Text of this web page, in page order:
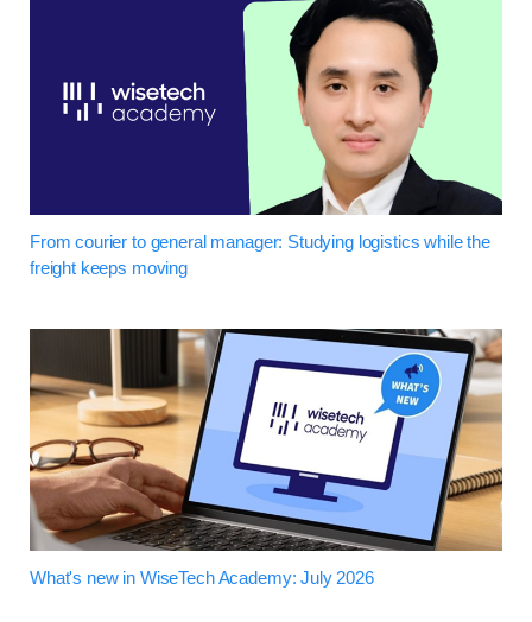
From courier to general manager: Studying logistics while the
freight keeps moving
What's new in WiseTech Academy: July 2026